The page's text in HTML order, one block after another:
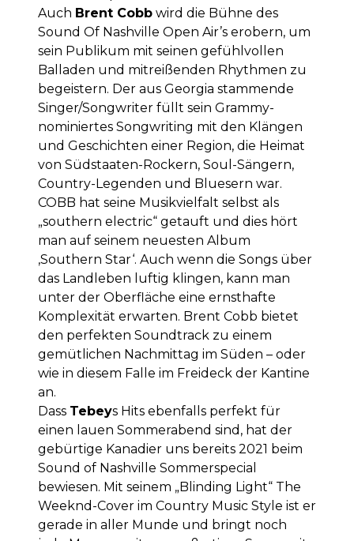
Auch Brent Cobb wird die Bühne des
Sound Of Nashville Open Air’s erobern, um
sein Publikum mit seinen gefühlvollen
Balladen und mitreißenden Rhythmen zu
begeistern. Der aus Georgia stammende
Singer/Songwriter füllt sein Grammy-
nominiertes Songwriting mit den Klängen
und Geschichten einer Region, die Heimat
von Südstaaten-Rockern, Soul-Sängern,
Country-Legenden und Bluesern war.
COBB hat seine Musikvielfalt selbst als
„southern electric“ getauft und dies hört
man auf seinem neuesten Album
‚Southern Star‘. Auch wenn die Songs über
das Landleben luftig klingen, kann man
unter der Oberfläche eine ernsthafte
Komplexität erwarten. Brent Cobb bietet
den perfekten Soundtrack zu einem
gemütlichen Nachmittag im Süden – oder
wie in diesem Falle im Freideck der Kantine
an.
Dass Tebeys Hits ebenfalls perfekt für
einen lauen Sommerabend sind, hat der
gebürtige Kanadier uns bereits 2021 beim
Sound of Nashville Sommerspecial
bewiesen. Mit seinem „Blinding Light“ The
Weeknd-Cover im Country Music Style ist er
gerade in aller Munde und bringt noch